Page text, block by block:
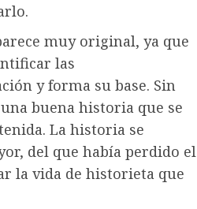
muy original, ya que
las
y forma su base. Sin
buena historia que se
La historia se
del que había perdido el
la vida de historieta que